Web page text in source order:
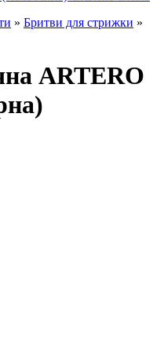
» Бритви для стрижки »
ARTERO